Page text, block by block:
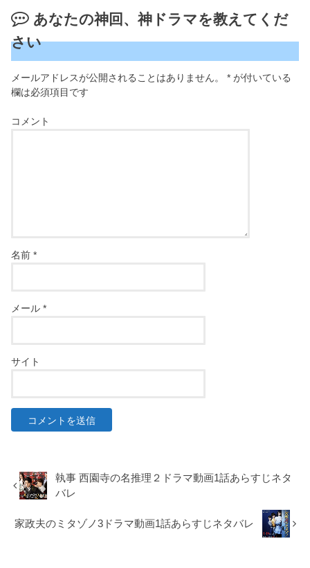
あなたの神回、神ドラマを教えてくだ
さい
メールアドレスが公開されることはありません。 * が付いている
欄は必須項目です
コメント
名前*
メール*
サイト
執事 西園寺の名推理２ドラマ動画1話あらすじネタ
バレ
家政夫のミタゾノ3ドラマ動画1話あらすじネタバレ